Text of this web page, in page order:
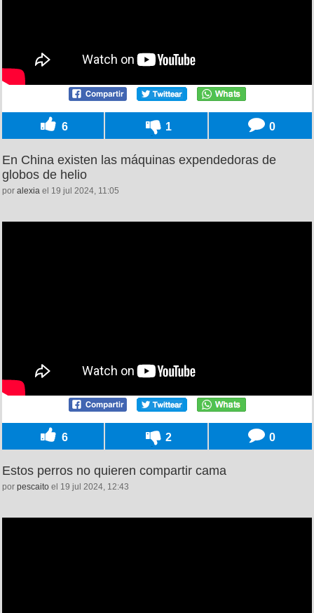
6 1 0
En China existen las máquinas expendedoras de
globos de helio
por alexia el 19 jul 2024, 11:05
6 2 0
Estos perros no quieren compartir cama
por pescaito el 19 jul 2024, 12:43